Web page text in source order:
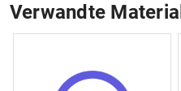
Verwandte